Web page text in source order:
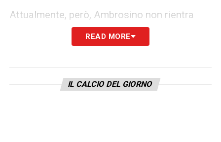
Attualmente, però, Ambrosino non rientra
stabilmente nelle rotazioni della prima
squadra del Napoli. La forte concorrenza nel
possibilità di trovare spazio e continuità. Per
questo motivo, l’ipotesi di un trasferimento
READ MORE
IL CALCIO DEL GIORNO